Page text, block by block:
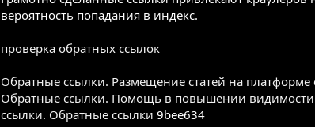
вероятность попадания в индекс.
проверка обратных ссылок
Обратные ссылки. Размещение статей на
Обратные ссылки. Помощь в повышении видимости
ссылки. Обратные ссылки 9bee634